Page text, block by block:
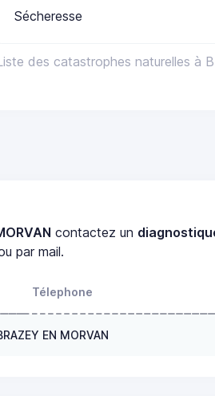
des catastrophes naturelles à
Sécheresse
contactez un
par mail.
Télephone
EN MORVAN